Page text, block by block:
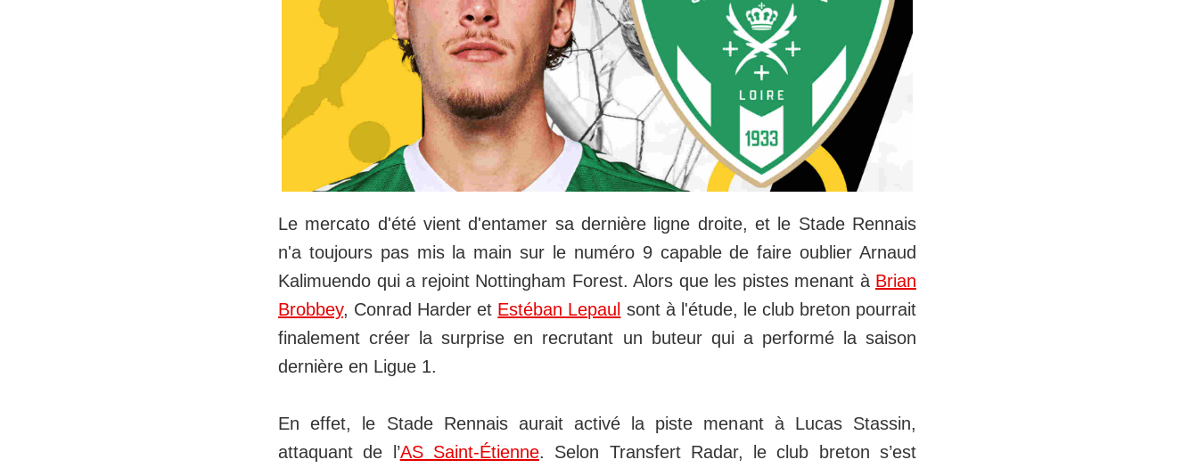
Le mercato d'été vient d'entamer sa dernière ligne droite, et le Stade Rennais
n'a toujours pas mis la main sur le numéro 9 capable de faire oublier Arnaud
Kalimuendo qui a rejoint Nottingham Forest. Alors que les pistes menant à Brian
Brobbey, Conrad Harder et Estéban Lepaul sont à l'étude, le club breton pourrait
finalement créer la surprise en recrutant un buteur qui a performé la saison
dernière en Ligue 1.
En effet, le Stade Rennais aurait activé la piste menant à Lucas Stassin,
attaquant de l’AS Saint-Étienne. Selon Transfert Radar, le club breton s’est